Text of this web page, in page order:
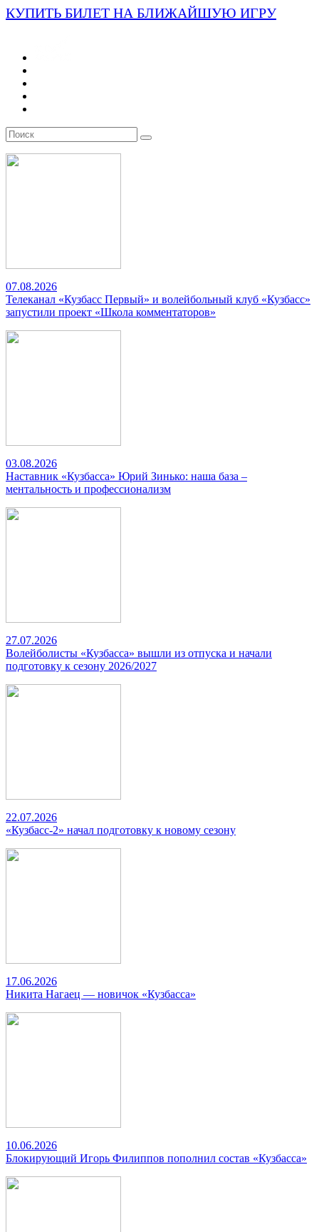
КУПИТЬ БИЛЕТ НА БЛИЖАЙШУЮ ИГРУ
07.08.2026
Телеканал «Кузбасс Первый» и волейбольный клуб «Кузбасс»
запустили проект «Школа комментаторов»
03.08.2026
Наставник «Кузбасса» Юрий Зинько: наша база –
ментальность и профессионализм
27.07.2026
Волейболисты «Кузбасса» вышли из отпуска и начали
подготовку к сезону 2026/2027
22.07.2026
«Кузбасс-2» начал подготовку к новому сезону
17.06.2026
Никита Нагаец — новичок «Кузбасса»
10.06.2026
Блокирующий Игорь Филиппов пополнил состав «Кузбасса»